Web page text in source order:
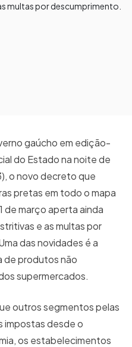
multas por descumprimento.
gaúcho em edição-
do Estado na noite de
o novo decreto que
pretas em todo o mapa
de março aperta ainda
e as multas por
das novidades é a
de produtos não
supermercados.
outros segmentos pelas
impostas desde o
os estabelecimentos